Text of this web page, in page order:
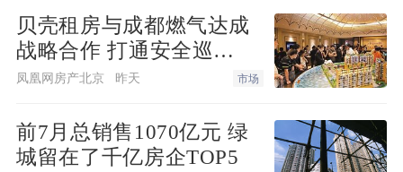
护。让我们在这片美丽的家园中，一起度
过温馨、幸福的人生时光，让岁月的脚步
在这里变得轻盈而美好。
贝壳租房与成都燃气达成
战略合作 打通安全巡
检“最后一米”
凤凰网房产北京 昨天 市场
前7月总销售1070亿元 绿
城留在了千亿房企TOP5